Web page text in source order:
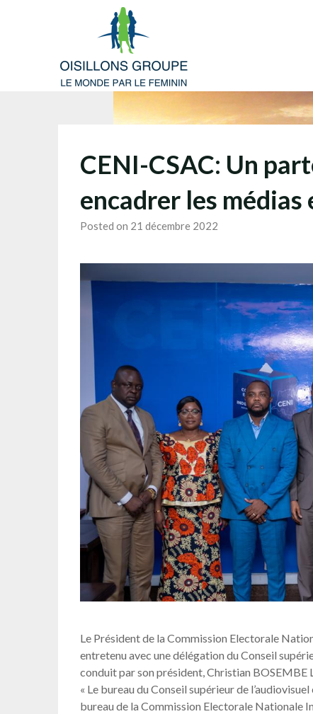
CENI-CSAC: Un
encadrer les
Posted on 21 décembre 2022
Le Président de la Commission Electorale
entretenu avec une délégation du Conseil
conduit par son président, Christian BOSEMBE
« Le bureau du Conseil supérieur de
bureau de la Commission Electorale Nationale